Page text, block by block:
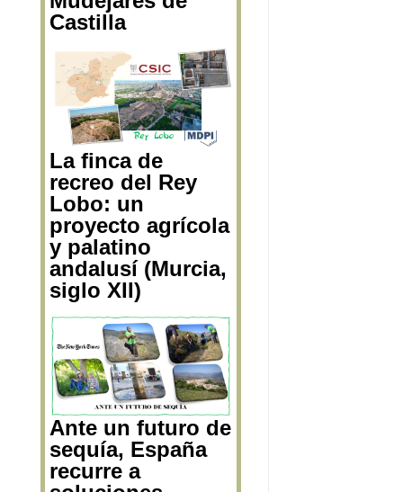
Mudéjares de
Castilla
La finca de
recreo del Rey
Lobo: un
proyecto agrícola
y palatino
andalusí (Murcia,
siglo XII)